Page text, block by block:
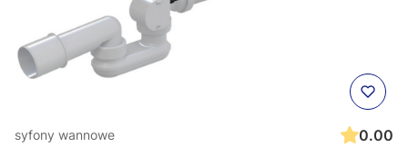
syfony wannowe
0.00